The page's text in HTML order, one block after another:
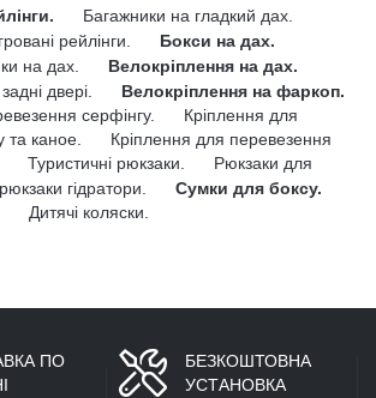
Багажники на гладкий дах.
рейлінги.
Бокси на дах.
на дах.
Велокріплення на дах.
двері.
Велокріплення на фаркоп.
серфінгу.
Кріплення для
та каное.
Кріплення для перевезення
Туристичні рюкзаки.
Рюкзаки для
гідратори.
Сумки для боксу.
Дитячі коляски.
ПО
БЕЗКОШТОВНА
УСТАНОВКА